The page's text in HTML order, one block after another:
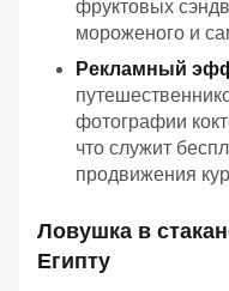
фруктовых
мороженого и
Рекламный
фотографии
что служит
продвижения
Ловушка в
Египту